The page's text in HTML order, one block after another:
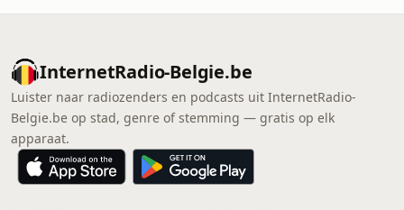
InternetRadio-Belgie.be
Luister naar radiozenders en podcasts uit InternetRadio-
Belgie.be op stad, genre of stemming — gratis op elk
apparaat.